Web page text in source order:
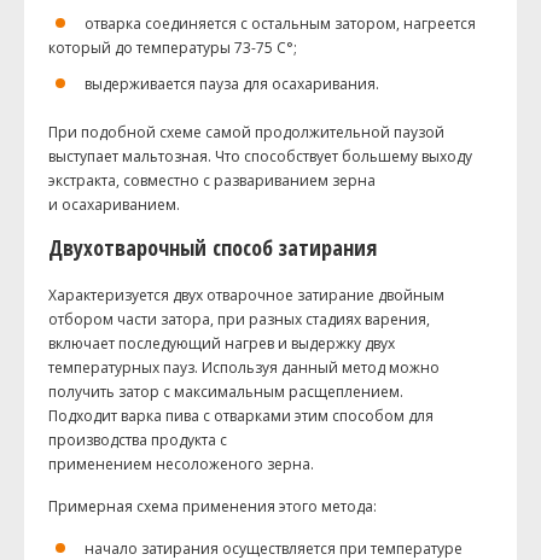
отварка соединяется с остальным затором, нагреется
который до температуры 73-75 С°;
выдерживается пауза для осахаривания.
При подобной схеме самой продолжительной паузой
выступает мальтозная. Что способствует большему выходу
экстракта, совместно с развариванием зерна
и осахариванием.
Двухотварочный способ затирания
Характеризуется двух отварочное затирание двойным
отбором части затора, при разных стадиях варения,
включает последующий нагрев и выдержку двух
температурных пауз. Используя данный метод можно
получить затор с максимальным расщеплением.
Подходит варка пива с отварками этим способом для
производства продукта с
применением несоложеного зерна.
Примерная схема применения этого метода:
начало затирания осуществляется при температуре